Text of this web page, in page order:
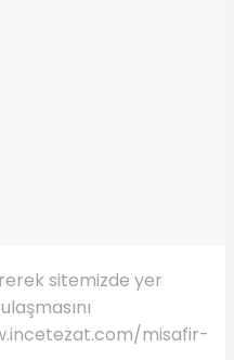
sitemizde yer
misafir-